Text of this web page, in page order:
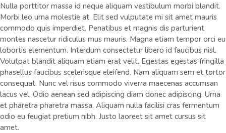
Nulla porttitor massa id neque aliquam vestibulum morbi blandit.
Morbi leo urna molestie at. Elit sed vulputate mi sit amet mauris
commodo quis imperdiet. Penatibus et magnis dis parturient
montes nascetur ridiculus mus mauris. Magna etiam tempor orci eu
lobortis elementum. Interdum consectetur libero id faucibus nisl.
Volutpat blandit aliquam etiam erat velit. Egestas egestas fringilla
phasellus faucibus scelerisque eleifend. Nam aliquam sem et tortor
consequat. Nunc vel risus commodo viverra maecenas accumsan
lacus vel. Odio aenean sed adipiscing diam donec adipiscing. Urna
et pharetra pharetra massa. Aliquam nulla facilisi cras fermentum
odio eu feugiat pretium nibh. Justo laoreet sit amet cursus sit
amet.